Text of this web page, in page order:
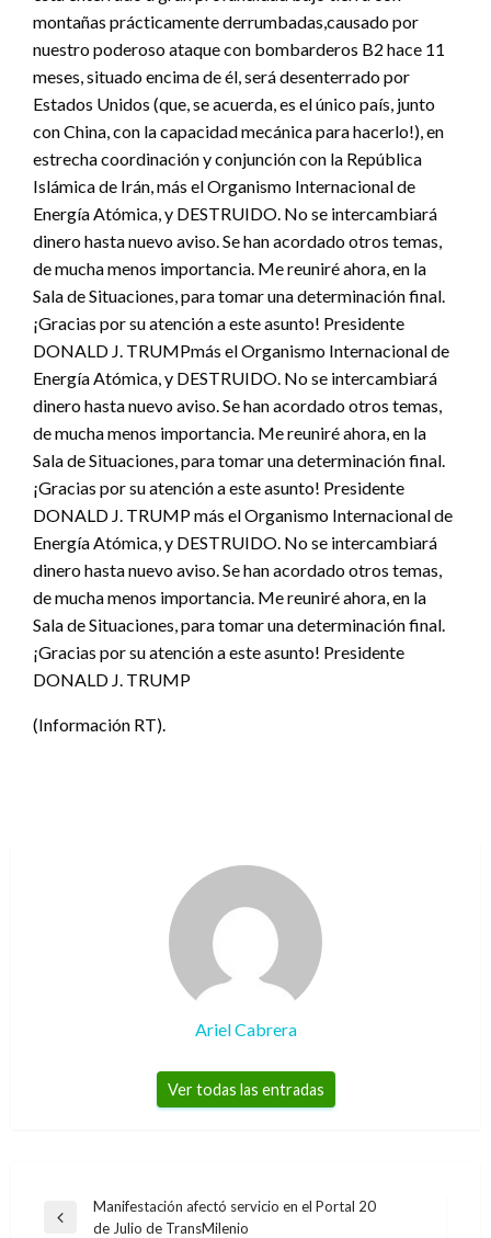
montañas prácticamente derrumbadas,causado por
nuestro poderoso ataque con bombarderos B2 hace 11
meses, situado encima de él, será desenterrado por
Estados Unidos (que, se acuerda, es el único país, junto
con China, con la capacidad mecánica para hacerlo!), en
estrecha coordinación y conjunción con la República
Islámica de Irán, más el Organismo Internacional de
Energía Atómica, y DESTRUIDO. No se intercambiará
dinero hasta nuevo aviso. Se han acordado otros temas,
de mucha menos importancia. Me reuniré ahora, en la
Sala de Situaciones, para tomar una determinación final.
¡Gracias por su atención a este asunto! Presidente
DONALD J. TRUMPmás el Organismo Internacional de
Energía Atómica, y DESTRUIDO. No se intercambiará
dinero hasta nuevo aviso. Se han acordado otros temas,
de mucha menos importancia. Me reuniré ahora, en la
Sala de Situaciones, para tomar una determinación final.
¡Gracias por su atención a este asunto! Presidente
DONALD J. TRUMP más el Organismo Internacional de
Energía Atómica, y DESTRUIDO. No se intercambiará
dinero hasta nuevo aviso. Se han acordado otros temas,
de mucha menos importancia. Me reuniré ahora, en la
Sala de Situaciones, para tomar una determinación final.
¡Gracias por su atención a este asunto! Presidente
DONALD J. TRUMP
(Información RT).
Ariel Cabrera
Ver todas las entradas
Navegación
Entrada
Manifestación afectó servicio en el Portal 20
de Julio de TransMilenio